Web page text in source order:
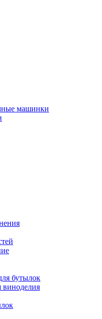
машинки
бутылок
виноделия